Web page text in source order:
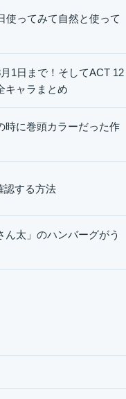
使ってみて自然と使って
1日まで！そしてACT 12
キャラまとめ
時に巻頭カラーだった作
認する方法
太」のハンバーグがう